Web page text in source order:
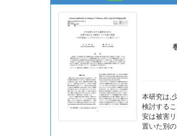
本研究は,
検討する
安は被害
置いた別